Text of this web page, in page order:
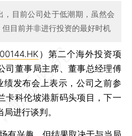
，目前公司处于低潮期，虽然会
目前并非进行投资的最好时机
00144.HK ）第二个海外投资项
司董事局主席、董事总经理傅
绩发布会上表示，公司之前参
卡科伦坡港新码头项目，下一
进行谈判。